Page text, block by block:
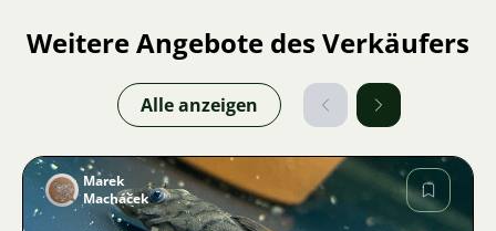
Weitere Angebote des Verkäufers
Alle anzeigen
Marek
Macháček